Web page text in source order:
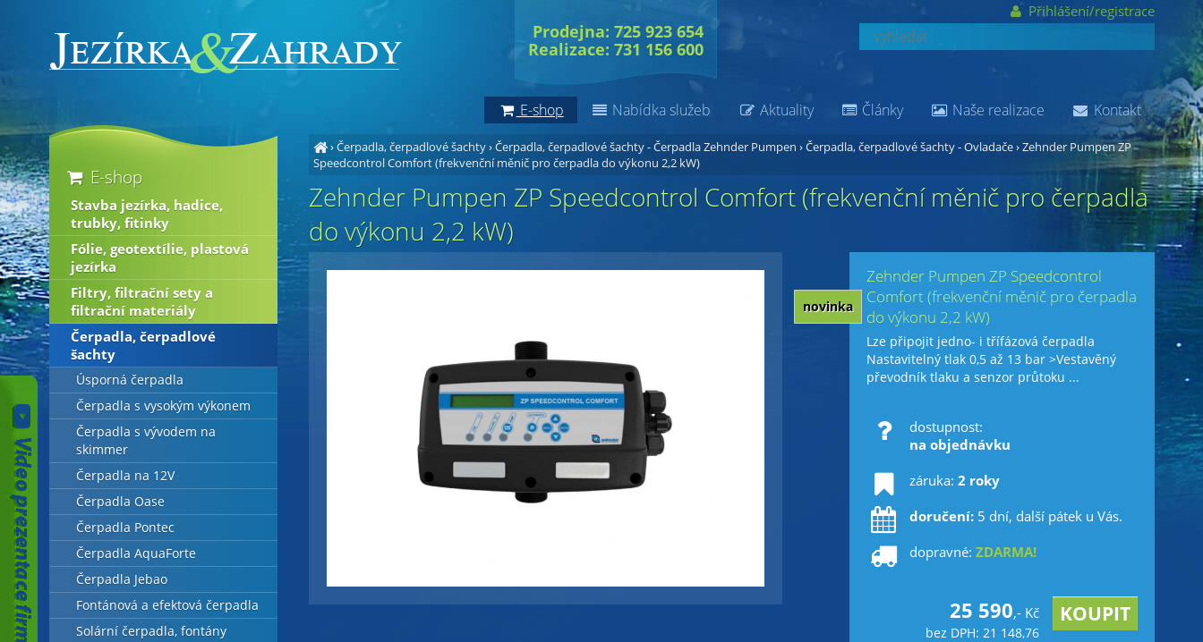
›Čerpadla, čerpadlové šachty›Čerpadla, čerpadlové šachty - Čerpadla Zehnder Pumpen ›Čerpadla, čerpadlové šachty - Ovladače›Zehnder Pumpen ZP
Speedcontrol Comfort (frekvenční měnič pro čerpadla do výkonu 2,2 kW)
Zehnder Pumpen ZP Speedcontrol Comfort (frekvenční měnič pro čerpadla
do výkonu 2,2 kW)
Zehnder Pumpen ZP Speedcontrol
Comfort (frekvenční měnič pro čerpadla
do výkonu 2,2 kW)
Lze připojit jedno- i třífázová čerpadla
Nastavitelný tlak 0,5 až 13 bar >Vestavěný
převodník tlaku a senzor průtoku ...
novinka
dostupnost:
na objednávku
záruka: 2 roky
doručení: 5 dní, další pátek u Vás.
dopravné: ZDARMA!
25 590,- Kč
bez DPH: 21 148,76
E-shop
Stavba jezírka, hadice,
trubky, fitinky
Fólie, geotextílie, plastová
jezírka
Filtry, filtrační sety a
filtrační materiály
Čerpadla, čerpadlové
šachty
Úsporná čerpadla
Čerpadla s vysokým výkonem
Čerpadla s vývodem na
skimmer
Čerpadla na 12V
Čerpadla Oase
Čerpadla Pontec
Čerpadla AquaForte
Čerpadla Jebao
Fontánová a efektová čerpadla
Solární čerpadla, fontány
E-shop Nabídka služeb Aktuality Články Naše realizace Kontakt
Prodejna: 725 923 654
Realizace: 731 156 600
Přihlášení/registrace